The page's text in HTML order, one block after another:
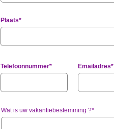
Plaats*
Telefoonnummer* Emailadres*
Wat is uw vakantiebestemming ?*